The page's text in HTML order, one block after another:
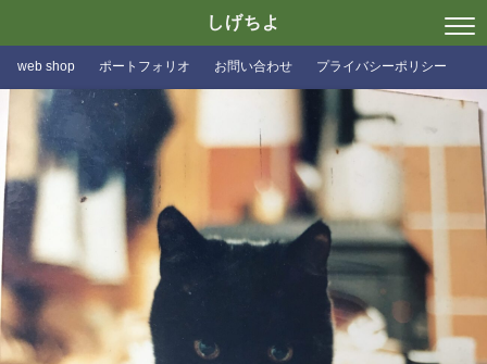
しげちよ
web shop ポートフォリオ お問い合わせ プライバシーポリシー